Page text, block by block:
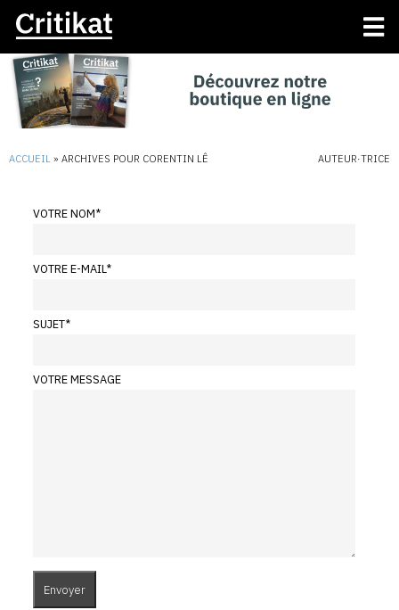
ACCUEIL » ARCHIVES POUR CORENTIN LÊ AUTEUR·TRICE
VOTRE NOM*
VOTRE E-MAIL*
SUJET*
VOTRE MESSAGE